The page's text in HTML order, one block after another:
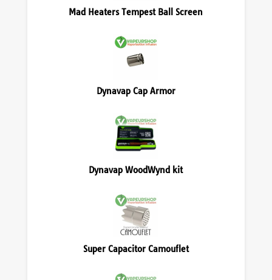
Mad Heaters Tempest Ball Screen
Dynavap Cap Armor
Dynavap WoodWynd kit
Super Capacitor Camouflet